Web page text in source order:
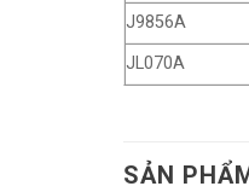
J9856A
JL070A
SẢN